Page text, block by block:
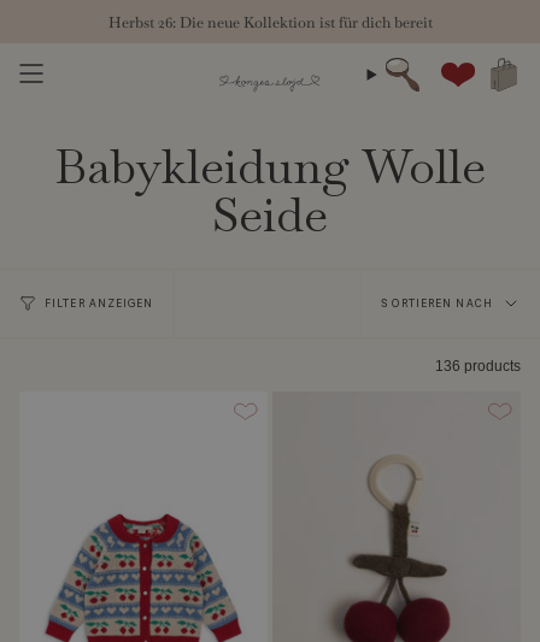
springen
Herbst 26: Die neue Kollektion ist für dich bereit
Suche
Babykleidung Wolle
Seide
FILTER ANZEIGEN
Sortieren
SORTIEREN NACH
136 products